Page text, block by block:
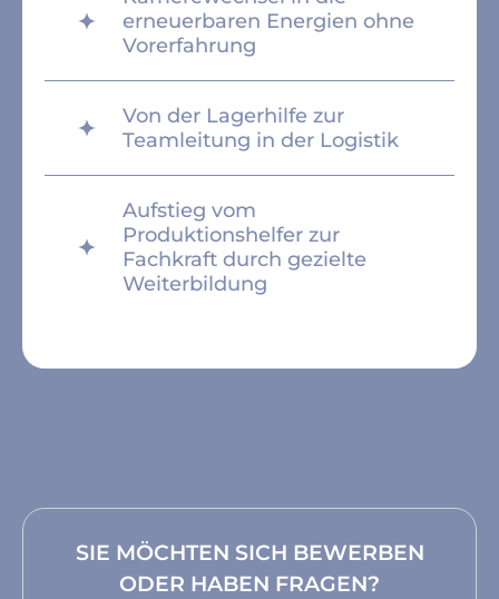
erneuerbaren Energien ohne
Vorerfahrung
Von der Lagerhilfe zur
Teamleitung in der Logistik
Aufstieg vom
Produktionshelfer zur
Fachkraft durch gezielte
Weiterbildung
SIE MÖCHTEN SICH BEWERBEN
ODER HABEN FRAGEN?